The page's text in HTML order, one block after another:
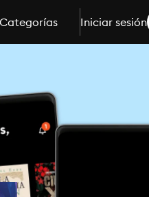
Iniciar sesión